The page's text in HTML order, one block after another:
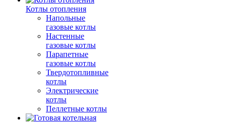
Котлы отопления
Напольные
газовые котлы
Настенные
газовые котлы
Парапетные
газовые котлы
Твердотопливные
котлы
Электрические
котлы
Пеллетные котлы